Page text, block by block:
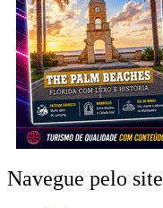
Navegue pelo site